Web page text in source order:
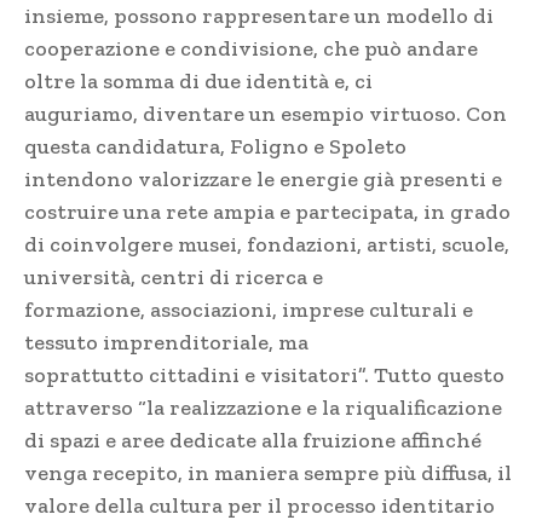
insieme, possono rappresentare un modello di
cooperazione e condivisione, che può andare
oltre la somma di due identità e, ci
auguriamo, diventare un esempio virtuoso. Con
questa candidatura, Foligno e Spoleto
intendono valorizzare le energie già presenti e
costruire una rete ampia e partecipata, in grado
di coinvolgere musei, fondazioni, artisti, scuole,
università, centri di ricerca e
formazione, associazioni, imprese culturali e
tessuto imprenditoriale, ma
soprattutto cittadini e visitatori”. Tutto questo
attraverso “la realizzazione e la riqualificazione
di spazi e aree dedicate alla fruizione affinché
venga recepito, in maniera sempre più diffusa, il
valore della cultura per il processo identitario